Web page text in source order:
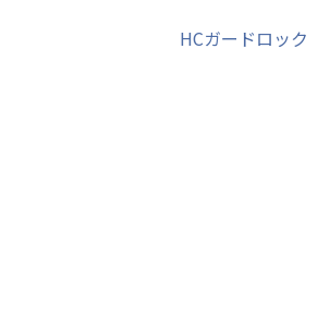
HCガードロック